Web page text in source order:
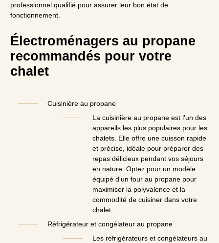
professionnel qualifié pour assurer leur bon état de
fonctionnement.
Électroménagers au propane
recommandés pour votre
chalet
Cuisinière au propane
La cuisinière au propane est l'un des
appareils les plus populaires pour les
chalets. Elle offre une cuisson rapide
et précise, idéale pour préparer des
repas délicieux pendant vos séjours
en nature. Optez pour un modèle
équipé d'un four au propane pour
maximiser la polyvalence et la
commodité de cuisiner dans votre
chalet.
Réfrigérateur et congélateur au propane
Les réfrigérateurs et congélateurs au